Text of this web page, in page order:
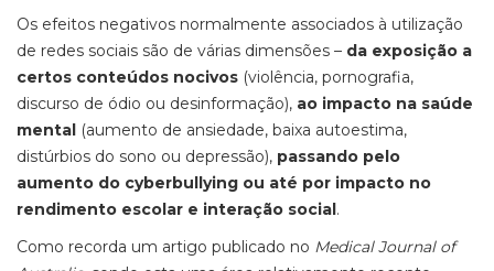
Os efeitos negativos normalmente associados à utilização
de redes sociais são de várias dimensões – da exposição a
certos conteúdos nocivos (violência, pornografia,
discurso de ódio ou desinformação), ao impacto na saúde
mental (aumento de ansiedade, baixa autoestima,
distúrbios do sono ou depressão), passando pelo
aumento do cyberbullying ou até por impacto no
rendimento escolar e interação social.
Como recorda um artigo publicado no Medical Journal of